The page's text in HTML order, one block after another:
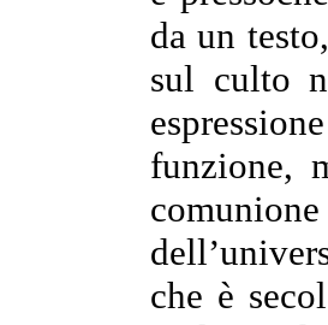
da un
sul culto
funzione,
che è